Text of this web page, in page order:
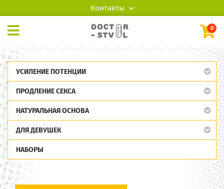
Контакты
0
УСИЛЕНИЕ ПОТЕНЦИИ
ПРОДЛЕНИЕ СЕКСА
НАТУРАЛЬНАЯ ОСНОВА
ДЛЯ ДЕВУШЕК
НАБОРЫ